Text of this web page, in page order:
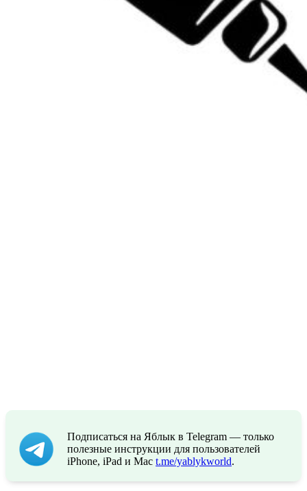
Подписаться на Яблык в Telegram — только
полезные инструкции для пользователей
iPhone, iPad и Mac t.me/yablykworld.